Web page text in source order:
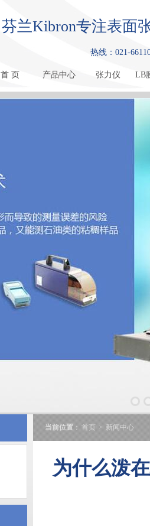
芬兰Kibron专注表面
热线：021-
首 页 产品中心 张力仪 LB
当前位置 ： 首页 > 新闻中心
为什么泼